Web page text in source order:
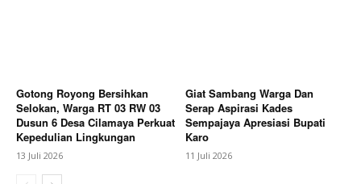
Gotong Royong Bersihkan
Selokan, Warga RT 03 RW 03
Dusun 6 Desa Cilamaya Perkuat
Kepedulian Lingkungan
13 Juli 2026
Giat Sambang Warga Dan
Serap Aspirasi Kades
Sempajaya Apresiasi Bupati
Karo
11 Juli 2026